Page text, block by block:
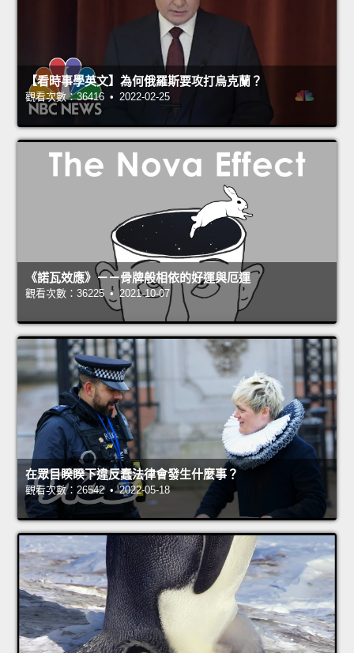
【看時事學英文】為何俄羅斯要攻打烏克蘭？
觀看次數：36416 • 2022-02-25
《諾瓦效應》－－骨牌般相依的好運與厄運
觀看次數：36225 • 2021-10-07
在眾目睽睽下違反蠢法律會發生什麼事？
觀看次數：26542 • 2022-05-18